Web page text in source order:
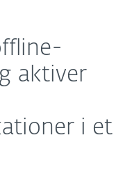
aktiver
i et